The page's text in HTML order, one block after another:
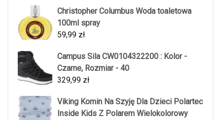
Christopher Columbus Woda toaletowa
100ml spray
59,99 zł
Campus Sila CW0104322200 : Kolor -
Czarne, Rozmiar - 40
329,99 zł
Viking Komin Na Szyję Dla Dzieci Polartec
Inside Kids Z Polarem Wielokolorowy